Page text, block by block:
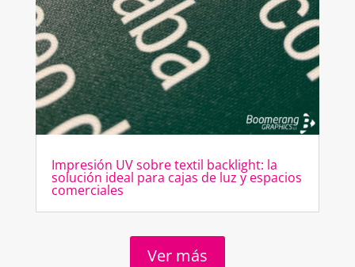
Impresión UV sobre textil backlight: la
solución ideal para cajas de luz y espacios
comerciales
Ver más